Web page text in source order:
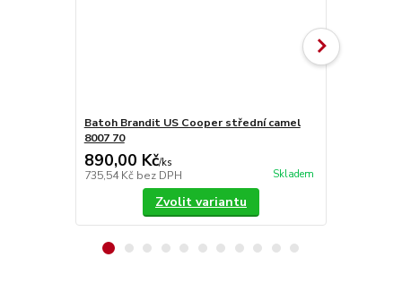
Batoh Brandit US Cooper střední camel
8007 70
890,00 Kč/ks
735,54 Kč bez DPH Skladem
Zvolit variantu